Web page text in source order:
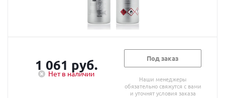
1 061 руб.
Нет в наличии
Под заказ
Наши менеджеры
обязательно свяжутся с вами
и уточнят условия заказа